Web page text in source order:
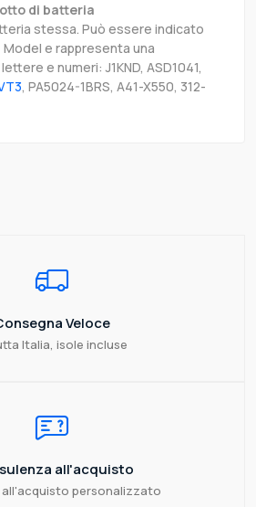
di batteria
stessa. Può essere indicato
e rappresenta una
e numeri: J1KND, ASD1041,
, PA5024-1BRS, A41-X550, 312-
Veloce
Italia, isole incluse
all'acquisto
personalizzato